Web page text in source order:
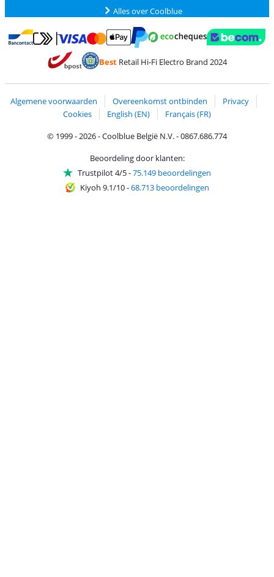
Alles over Coolblue
Betalen met Bancontact
Betalen met MasterCard en Visa via ClickToPay
Betalen met PayPal
BestRetail Hi-Fi Electro Brand 2024
Algemene voorwaarden Overeenkomst ontbinden
Privacy
Cookies
English (EN)
Français (FR)
© 1999 - 2026 - Coolblue België N.V. - 0867.686.774
Beoordeling door klanten:
Trustpilot 4/5-75.149 beoordelingen
Kiyoh 9.1/10-68.713 beoordelingen